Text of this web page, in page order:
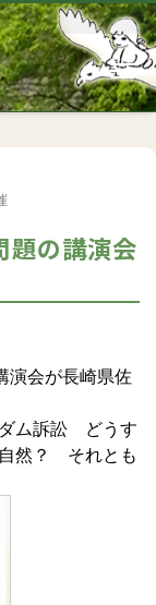
題の講演会
演会が長崎県佐
ム訴訟 どうす
然？ それとも